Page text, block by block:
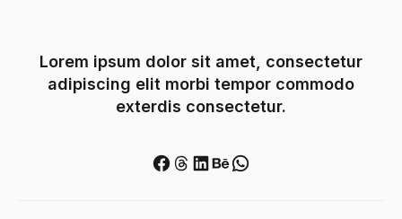
Lorem ipsum dolor sit amet, consectetur
adipiscing elit morbi tempor commodo
exterdis consectetur.
Facebook
Threads
LinkedIn
Behance
WhatsApp